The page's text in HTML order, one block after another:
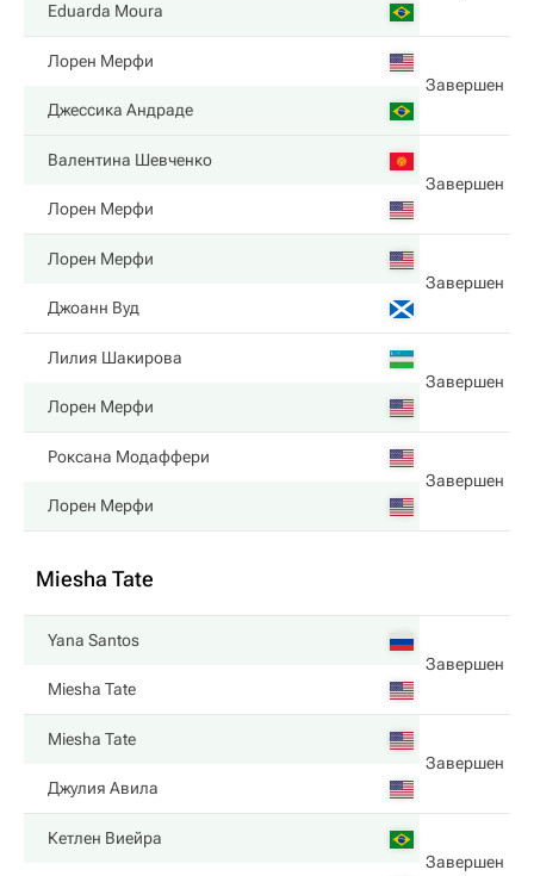
Eduarda Moura
Лорен Мерфи
Завершен
Джессика Андраде
Валентина Шевченко
Завершен
Лорен Мерфи
Лорен Мерфи
Завершен
Джоанн Вуд
Лилия Шакирова
Завершен
Лорен Мерфи
Роксана Модаффери
Завершен
Лорен Мерфи
Miesha Tate
Yana Santos
Завершен
Miesha Tate
Miesha Tate
Завершен
Джулия Авила
Кетлен Виейра
Завершен